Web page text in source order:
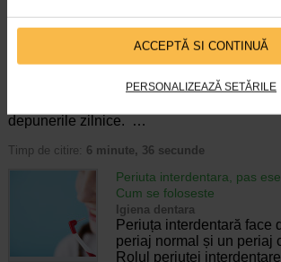
ACCEPTĂ SI CONTINUĂ
PERSONALIZEAZĂ SETĂRILE
dimineata pana seara
Igiena dentara
dinti cu fluor si folosirea
depunerile zilnice. …
Timp de citire: 6 minute, 36 secunde
Periuta interdentara, pas
Cum se foloseste
Igiena dentara
Periuța interdentară face
periaj normal și un periaj
Rolul periuței